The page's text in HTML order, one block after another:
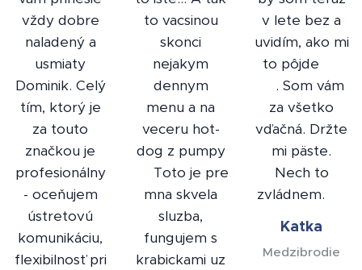
vždy dobre
naladený a
usmiaty
Dominik. Celý
tím, ktorý je
za touto
značkou je
profesionálny
- oceňujem
ústretovú
komunikáciu,
flexibilnosť pri
to vacsinou
skonci
nejakym
dennym
menu a na
veceru hot-
dog z pumpy
😃 Toto je pre
mna skvela
sluzba,
fungujem s
krabickami uz
v lete bez a
uvidím, ako mi
to pôjde ♥️
🙏. Som vám
za všetko
vďačná. Držte
mi päste.
Nech to
zvládnem. 🤗
Katka
Medzibrodie